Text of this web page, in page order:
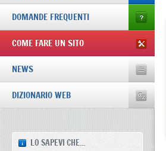
DOMANDE FREQUENTI
COME FARE UN SITO
NEWS
DIZIONARIO WEB
LO SAPEVI CHE...